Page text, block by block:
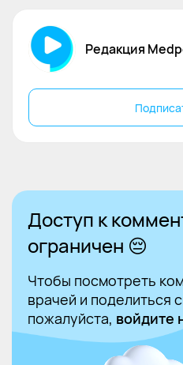
Редакция
Доступ к
ограничен 😔
Чтобы посмотреть
врачей и поделиться
пожалуйста, войдите